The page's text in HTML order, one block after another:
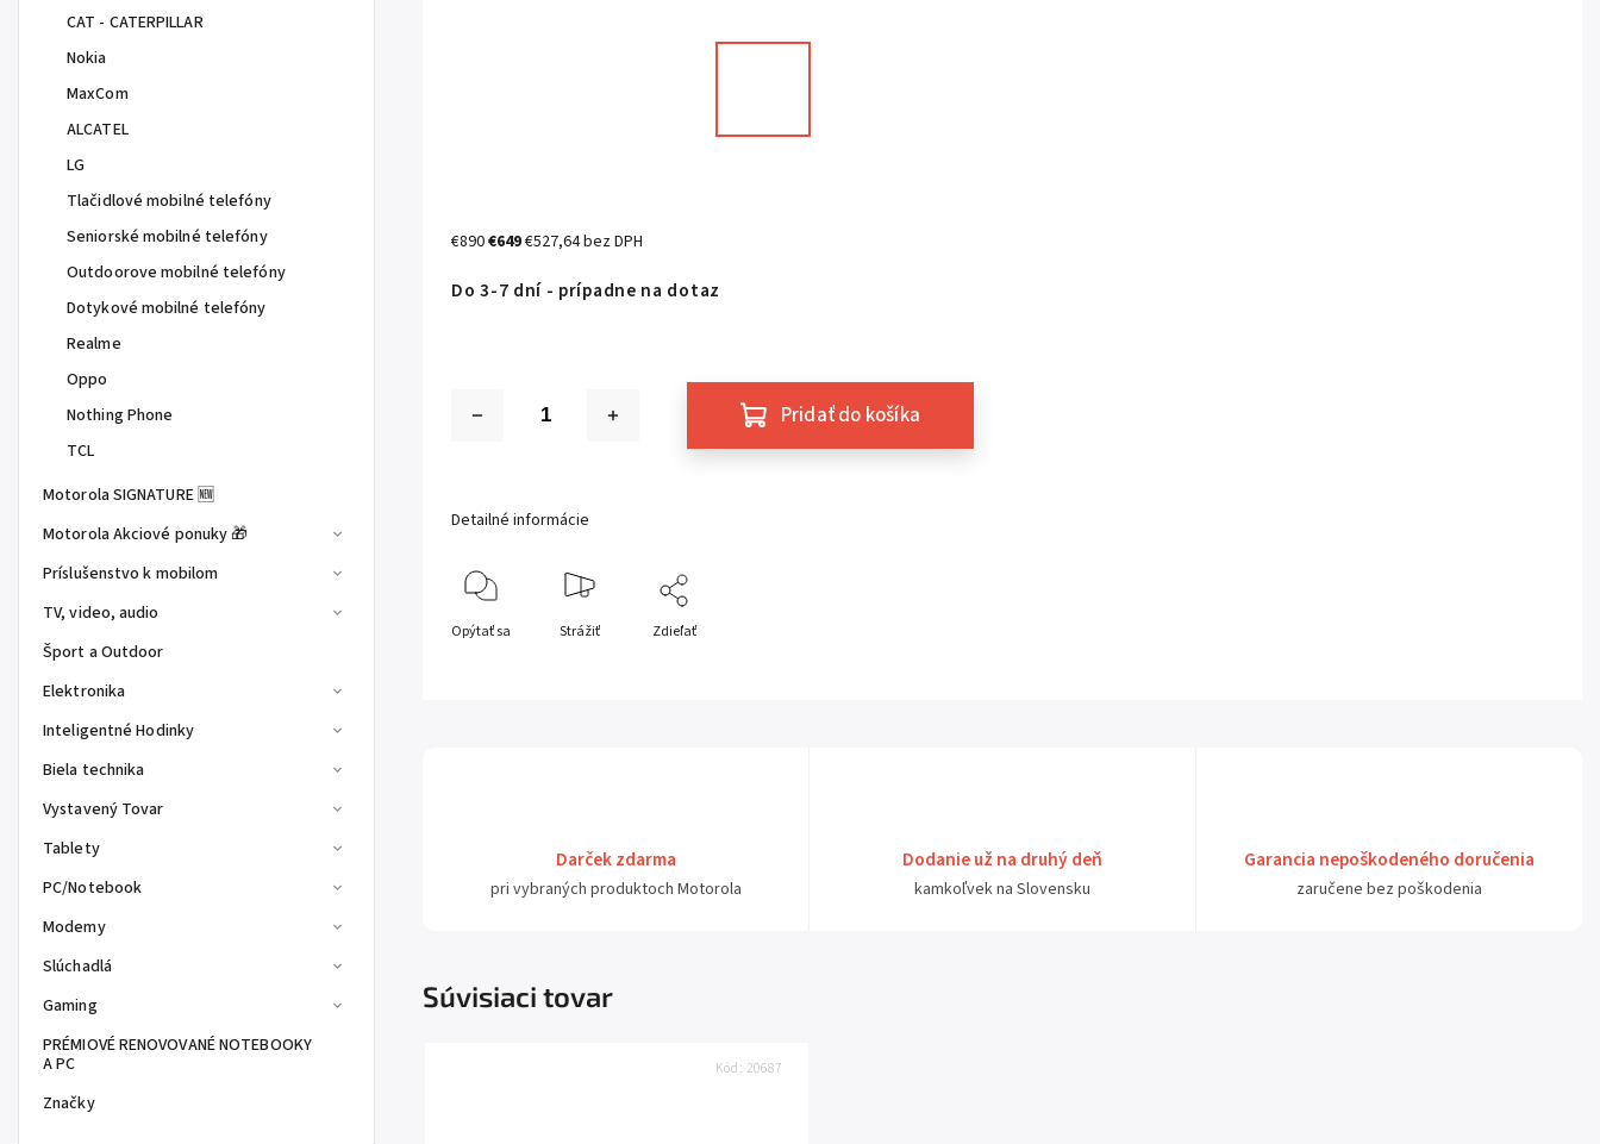
CAT - CATERPILLAR
Nokia
MaxCom
ALCATEL
LG
Tlačidlové mobilné telefóny
Seniorské mobilné telefóny
Outdoorove mobilné telefóny
Dotykové mobilné telefóny
Realme
Oppo
Nothing Phone
TCL
Motorola SIGNATURE 🆕
Motorola Akciové ponuky 🎁
Príslušenstvo k mobilom
TV, video, audio
Šport a Outdoor
Elektronika
Inteligentné Hodinky
Biela technika
Vystavený Tovar
Tablety
PC/Notebook
Modemy
Slúchadlá
Gaming
PRÉMIOVÉ RENOVOVANÉ NOTEBOOKY
A PC
Značky
€890€649€527,64 bez DPH
Do 3-7 dní - prípadne na dotaz
Pridať do košíka
Detailné informácie
Opýtať sa Strážiť Zdieľať
Darček zdarma
pri vybraných produktoch Motorola
Dodanie už na druhý deň
kamkoľvek na Slovensku
Garancia nepoškodeného doručenia
zaručene bez poškodenia
Súvisiaci tovar
Kód: 20687